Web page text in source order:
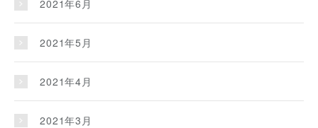
2021年6月
2021年5月
2021年4月
2021年3月